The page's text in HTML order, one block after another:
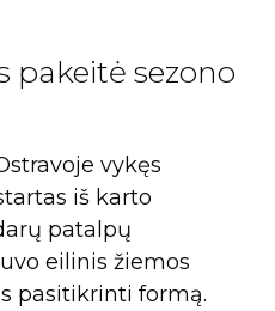
pakeitė sezono
vykęs
iš karto
patalpų
eilinis žiemos
pasitikrinti formą.